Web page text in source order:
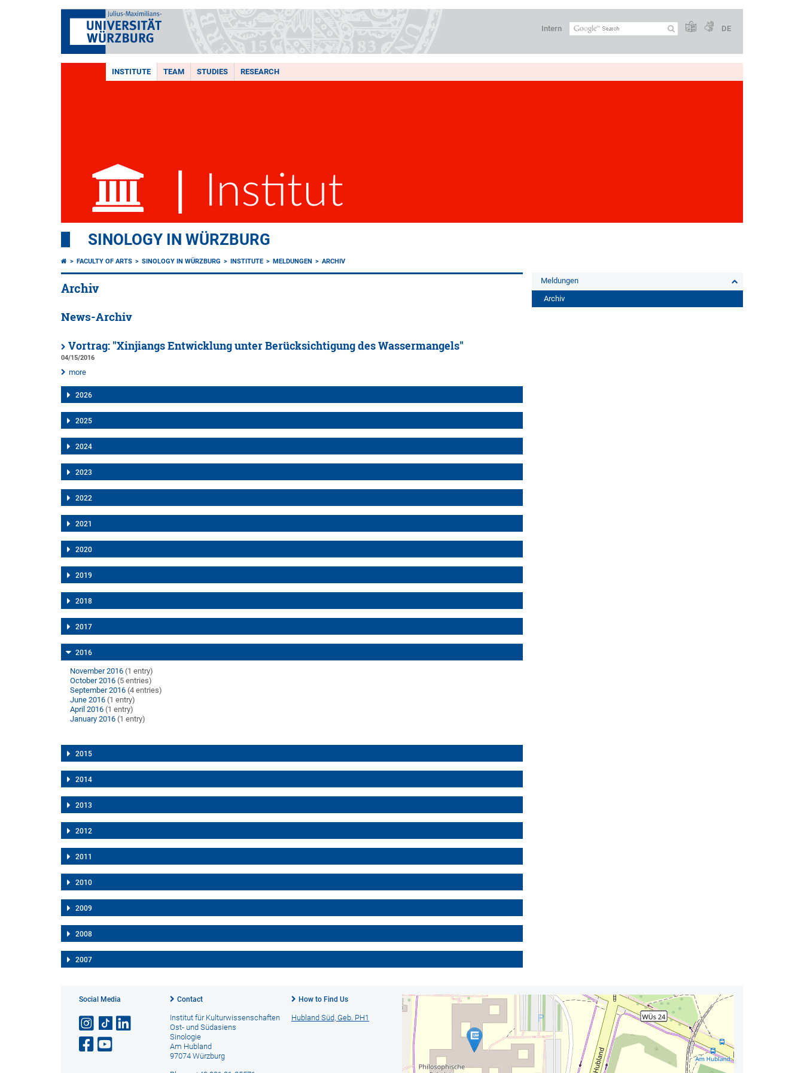
Intern DE
INSTITUTE TEAM STUDIES RESEARCH
SINOLOGY IN WÜRZBURG
FACULTY OF ARTS SINOLOGY IN WÜRZBURG INSTITUTE MELDUNGEN ARCHIV
Archiv
News-Archiv
Vortrag: "Xinjiangs Entwicklung unter Berücksichtigung des Wassermangels"
04/15/2016
more
2026
2025
2024
2023
2022
2021
2020
2019
2018
2017
2016
November 2016 (1 entry)
October 2016 (5 entries)
September 2016 (4 entries)
June 2016 (1 entry)
April 2016 (1 entry)
January 2016 (1 entry)
2015
2014
2013
2012
2011
2010
2009
2008
2007
Meldungen
Archiv
Social Media Contact
Institut für Kulturwissenschaften
Ost- und Südasiens
Sinologie
Am Hubland
97074 Würzburg
How to Find Us
Hubland Süd, Geb. PH1